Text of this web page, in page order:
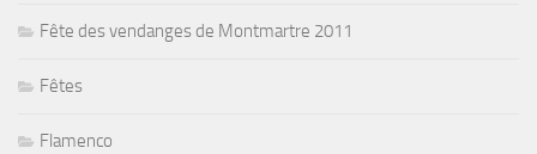
Fête des vendanges de Montmartre 2011
Fêtes
Flamenco